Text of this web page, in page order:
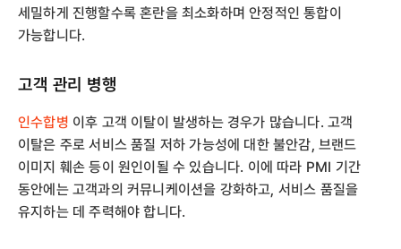
세밀하게 진행할수록 혼란을 최소화하며 안정적인 통합이
가능합니다.
고객 관리 병행
인수합병 이후 고객 이탈이 발생하는 경우가 많습니다. 고객
이탈은 주로 서비스 품질 저하 가능성에 대한 불안감, 브랜드
이미지 훼손 등이 원인이될 수 있습니다. 이에 따라 PMI 기간
동안에는 고객과의 커뮤니케이션을 강화하고, 서비스 품질을
유지하는 데 주력해야 합니다.